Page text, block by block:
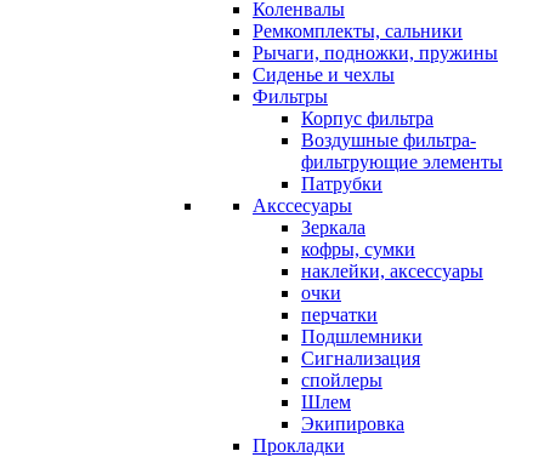
Коленвалы
Ремкомплекты, сальники
Рычаги, подножки, пружины
Сиденье и чехлы
Фильтры
Корпус фильтра
Воздушные фильтра-
фильтрующие элементы
Патрубки
Акссесуары
Зеркала
кофры, сумки
наклейки, аксессуары
очки
перчатки
Подшлемники
Сигнализация
спойлеры
Шлем
Экипировка
Прокладки